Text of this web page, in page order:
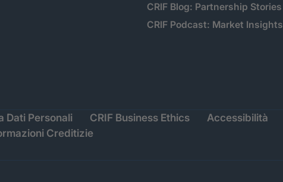
CRIF Blog: Partnership Stories
CRIF Podcast: Market Insights
Dati Personali CRIF Business Ethics
Accessibilità
Creditizie